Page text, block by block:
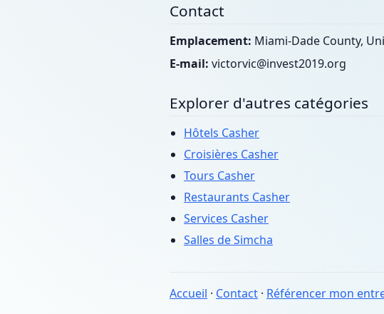
Contact
Emplacement: Miami-Dade County,
E-mail: victorvic@invest2019.org
Explorer d'autres catégories
Hôtels Casher
Croisières Casher
Tours Casher
Restaurants Casher
Services Casher
Salles de Simcha
Accueil · Contact · Référencer mon